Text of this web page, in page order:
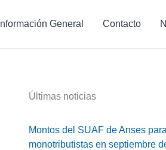
Información General Contacto
Últimas noticias
Montos del SUAF de Anses para
monotributistas en septiembre